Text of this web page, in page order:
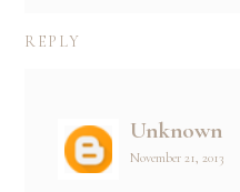
REPLY
Unknown
November 21, 2013